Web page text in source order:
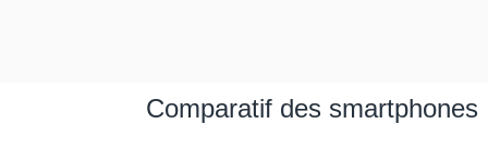
Comparatif des smartphones